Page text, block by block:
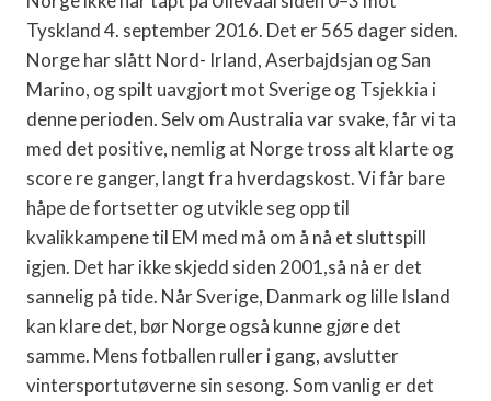
Tyskland 4. september 2016. Det er 565 dager siden.
Norge har slått Nord- Irland, Aserbajdsjan og San
Marino, og spilt uavgjort mot Sverige og Tsjekkia i
denne perioden. Selv om Australia var svake, får vi ta
med det positive, nemlig at Norge tross alt klarte og
score re ganger, langt fra hverdagskost. Vi får bare
håpe de fortsetter og utvikle seg opp til
kvalikkampene til EM med må om å nå et sluttspill
igjen. Det har ikke skjedd siden 2001,så nå er det
sannelig på tide. Når Sverige, Danmark og lille Island
kan klare det, bør Norge også kunne gjøre det
samme. Mens fotballen ruller i gang, avslutter
vintersportutøverne sin sesong. Som vanlig er det